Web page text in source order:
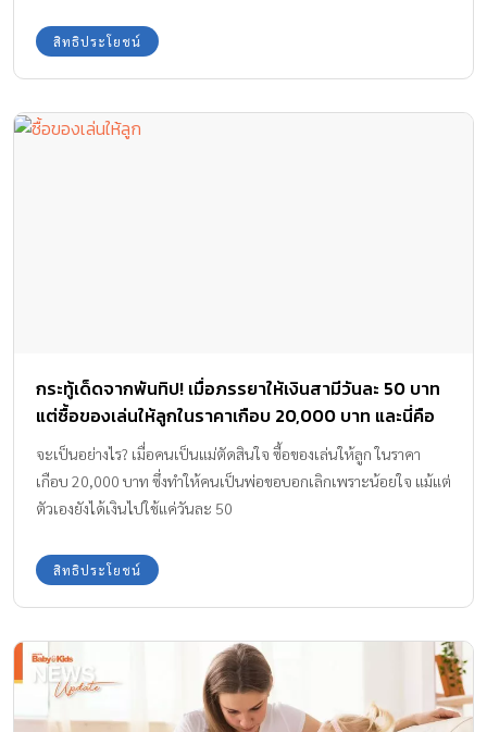
ละ 4,000 บาท
สิทธิประโยชน์
กระทู้เด็ดจากพันทิป! เมื่อภรรยาให้เงินสามีวันละ 50 บาท
แต่ซื้อของเล่นให้ลูกในราคาเกือบ 20,000 บาท และนี่คือ
เหตุผล…!?
จะเป็นอย่างไร? เมื่อคนเป็นแม่ตัดสินใจ ซื้อของเล่นให้ลูก ในราคา
เกือบ 20,000 บาท ซึ่งทำให้คนเป็นพ่อขอบอกเลิกเพราะน้อยใจ แม้แต่
ตัวเองยังได้เงินไปใช้แค่วันละ 50
สิทธิประโยชน์